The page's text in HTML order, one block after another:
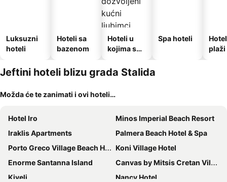
Luksuzni
hoteli
Hoteli sa
bazenom
Hoteli u
kojima su
kućni
ljubimci
Spa hoteli
plaži
Jeftini hoteli blizu grada Stalida
Možda će te zanimati i ovi hoteli…
Hotel Iro
Minos Imperial Beach Resort
Iraklis Apartments
Palmera Beach Hotel & Spa
Porto Greco Village Beach Hotel
Koni Village Hotel
Enorme Santanna Island
Canvas by Mitsis Cretan Village
Kiveli
Nancy Hotel